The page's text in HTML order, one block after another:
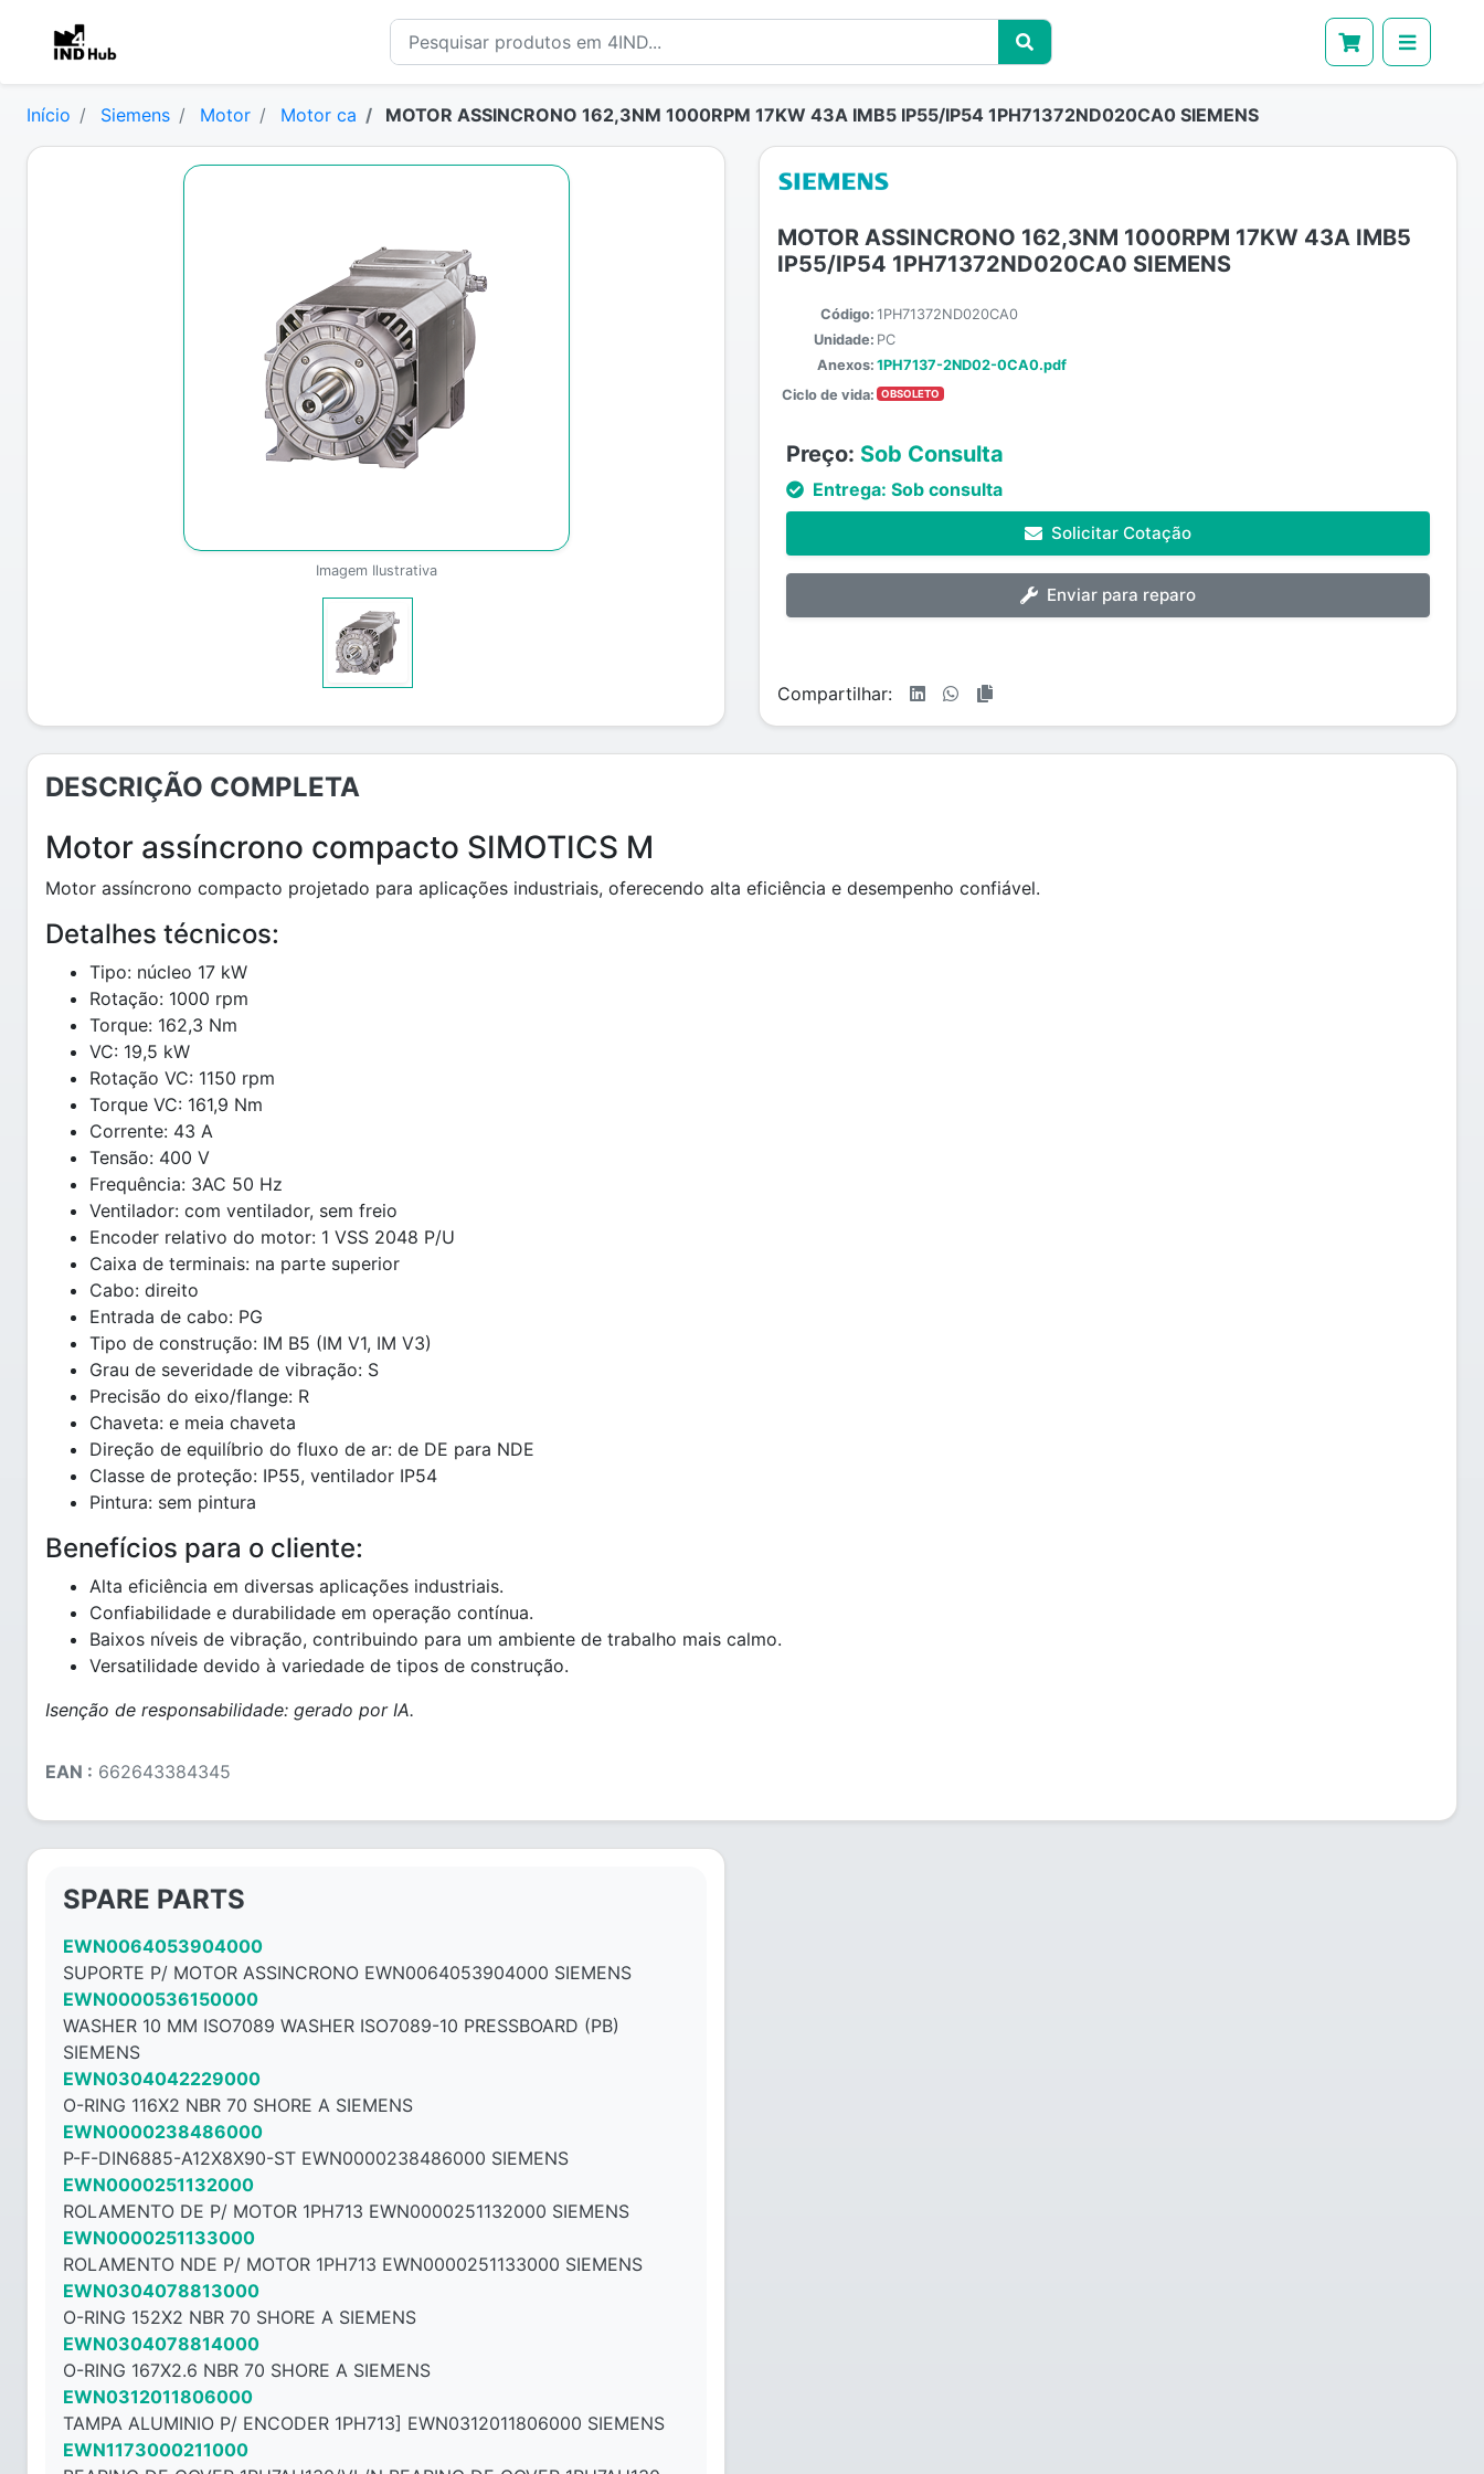
Início Siemens Motor Motor ca MOTOR ASSINCRONO 162,3NM 1000RPM 17KW 43A IMB5 IP55/IP54 1PH71372ND020CA0 SIEMENS
Imagem Ilustrativa
MOTOR ASSINCRONO 162,3NM 1000RPM 17KW 43A IMB5
IP55/IP54 1PH71372ND020CA0 SIEMENS
Código: 1PH71372ND020CA0
Unidade: PC
Anexos: 1PH7137-2ND02-0CA0.pdf
Ciclo de vida:
OBSOLETO
Preço: Sob Consulta
Entrega: Sob consulta
Solicitar Cotação
Enviar para reparo
Compartilhar:
DESCRIÇÃO COMPLETA
Motor assíncrono compacto SIMOTICS M
Motor assíncrono compacto projetado para aplicações industriais, oferecendo alta eficiência e desempenho confiável.
Detalhes técnicos:
Tipo: núcleo 17 kW
Rotação: 1000 rpm
Torque: 162,3 Nm
VC: 19,5 kW
Rotação VC: 1150 rpm
Torque VC: 161,9 Nm
Corrente: 43 A
Tensão: 400 V
Frequência: 3AC 50 Hz
Ventilador: com ventilador, sem freio
Encoder relativo do motor: 1 VSS 2048 P/U
Caixa de terminais: na parte superior
Cabo: direito
Entrada de cabo: PG
Tipo de construção: IM B5 (IM V1, IM V3)
Grau de severidade de vibração: S
Precisão do eixo/flange: R
Chaveta: e meia chaveta
Direção de equilíbrio do fluxo de ar: de DE para NDE
Classe de proteção: IP55, ventilador IP54
Pintura: sem pintura
Benefícios para o cliente:
Alta eficiência em diversas aplicações industriais.
Confiabilidade e durabilidade em operação contínua.
Baixos níveis de vibração, contribuindo para um ambiente de trabalho mais calmo.
Versatilidade devido à variedade de tipos de construção.
Isenção de responsabilidade: gerado por IA.
EAN : 662643384345
SPARE PARTS
EWN0064053904000
SUPORTE P/ MOTOR ASSINCRONO EWN0064053904000 SIEMENS
EWN0000536150000
WASHER 10 MM ISO7089 WASHER ISO7089-10 PRESSBOARD (PB)
SIEMENS
EWN0304042229000
O-RING 116X2 NBR 70 SHORE A SIEMENS
EWN0000238486000
P-F-DIN6885-A12X8X90-ST EWN0000238486000 SIEMENS
EWN0000251132000
ROLAMENTO DE P/ MOTOR 1PH713 EWN0000251132000 SIEMENS
EWN0000251133000
ROLAMENTO NDE P/ MOTOR 1PH713 EWN0000251133000 SIEMENS
EWN0304078813000
O-RING 152X2 NBR 70 SHORE A SIEMENS
EWN0304078814000
O-RING 167X2.6 NBR 70 SHORE A SIEMENS
EWN0312011806000
TAMPA ALUMINIO P/ ENCODER 1PH713] EWN0312011806000 SIEMENS
EWN1173000211000